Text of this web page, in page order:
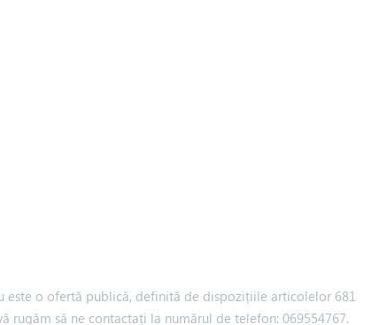
o ofertă publică, definită de dispozițiile articolelor 681
rugăm să ne contactați la numărul de telefon: 069554767.